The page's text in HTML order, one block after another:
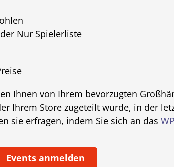
Nur Spielerliste
Ihnen von Ihrem bevorzugten
Ihrem Store zugeteilt wurde, in der
sie erfragen, indem Sie sich an das
Events anmelden